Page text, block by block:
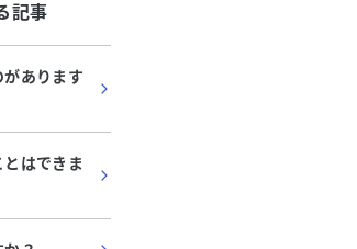
記事
あります
はできま